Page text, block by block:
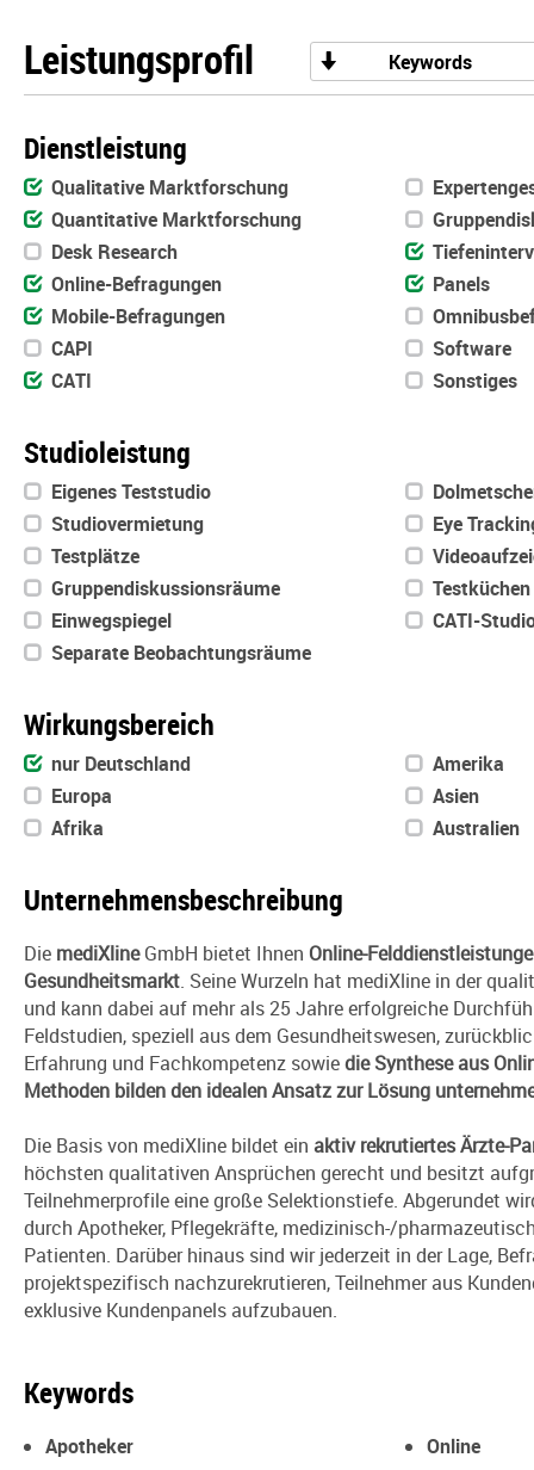
Leistungsprofil Keywords
Dienstleistung
Qualitative Marktforschung
Quantitative Marktforschung
Desk Research
Online-Befragungen
Mobile-Befragungen
CAPI
CATI
Panels
Software
Sonstiges
Studioleistung
Eigenes Teststudio
Studiovermietung
Testplätze
Gruppendiskussionsräume
Einwegspiegel
Separate Beobachtungsräume
Eye
Testküchen
CATI-
Wirkungsbereich
nur Deutschland
Europa
Afrika
Amerika
Asien
Australien
Unternehmensbeschreibung
Die mediXlineGmbH bietet Ihnen Online-
Gesundheitsmarkt. Seine Wurzeln hat mediXline in der
und kann dabei auf mehr als 25 Jahre erfolgreiche
Feldstudien, speziell aus dem Gesundheitswesen,
Erfahrung und Fach­kom­petenz sowiedie Synthese aus
Methoden bilden den idealen Ansatz zur Lösung
Die Basis von mediXline bildet ein aktiv rekrutiertes Ärzte-
höchsten qualitativen Ansprüchen gerecht und besitzt
Teilnehmerprofile eine große Selektionstiefe. Abgerundet
durch Apotheker, Pflegekräfte, medizinisch-/
Patienten. Darüber hinaus sind wir jederzeit in der Lage,
projektspezifisch nachzurekrutieren, Teilnehmer aus
exklusive Kundenpanels aufzubauen.
Keywords
Apotheker
Online